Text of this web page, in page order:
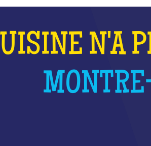
N'A